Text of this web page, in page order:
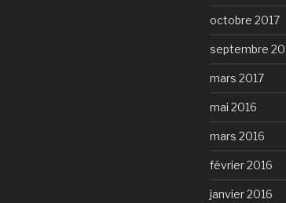
octobre 2017
septembre
mars 2017
mai 2016
mars 2016
février 2016
janvier 2016